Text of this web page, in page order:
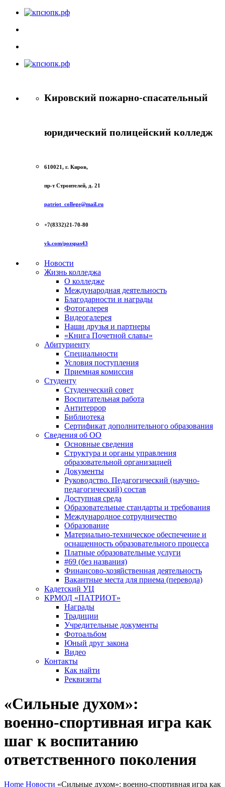
Кировский пожарно-спасательный
юридический полицейский колледж
610021, г. Киров,
пр-т Строителей, д. 21
patriot_college@mail.ru
+7(8332)21-70-80
vk.com/pozspas43
Новости
Жизнь колледжа
О колледже
Международная деятельность
Благодарности и награды
Фотогалерея
Видеогалерея
Наши друзья и партнеры
«Книга Почетной славы»
Абитуриенту
Специальности
Условия поступления
Приемная комиссия
Студенту
Студенческий совет
Воспитательная работа
Антитеррор
Библиотека
Сертификат дополнительного образования
Сведения об ОО
Основные сведения
Структура и органы управления
образовательной организацией
Документы
Руководство. Педагогический (научно-
педагогический) состав
Доступная среда
Образовательные стандарты и требования
Международное сотрудничество
Образование
Материально-техническое обеспечение и
оснащенность образовательного процесса
Платные образовательные услуги
#69 (без названия)
Финансово-хозяйственная деятельность
Вакантные места для приема (перевода)
Кадетский УЦ
КРМОД «ПАТРИОТ»
Награды
Традиции
Учредительные документы
Фотоальбом
Юный друг закона
Видео
Контакты
Как найти
Реквизиты
«Сильные духом»:
военно‑спортивная игра как
шаг к воспитанию
ответственного поколения
Home Новости «Сильные духом»: военно‑спортивная игра как